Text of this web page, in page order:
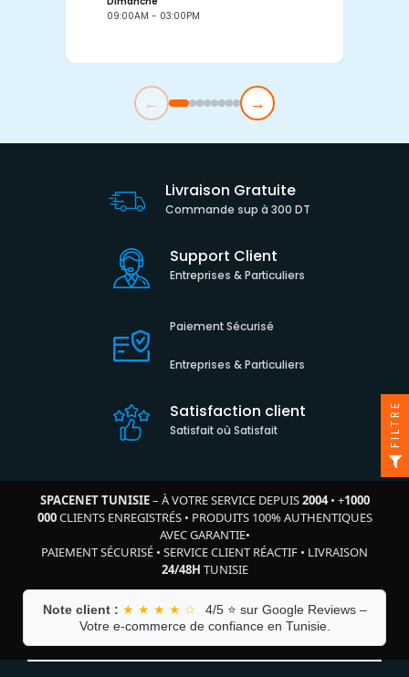
09:00AM - 03:00PM
← →
Livraison Gratuite
Commande sup à 300 DT
Support Client
Entreprises & Particuliers
Paiement Sécurisé
Entreprises & Particuliers
Satisfaction client
Satisfait où Satisfait
SPACENET TUNISIE– À VOTRE SERVICE DEPUIS2004• +1000
000CLIENTS ENREGISTRÉS• PRODUITS 100% AUTHENTIQUES
AVEC GARANTIE•
PAIEMENT SÉCURISÉ • SERVICE CLIENT RÉACTIF • LIVRAISON
24/48H TUNISIE
Note client : ★ ★ ★ ★ ☆
4/5 ⭐ sur Google Reviews –
Votre e-commerce de confiance en Tunisie.
FILTRE